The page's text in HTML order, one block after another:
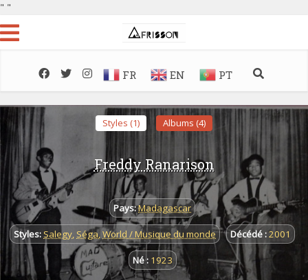
" "
FR EN PT
Styles (1) Albums (4)
Freddy Ranarison
Pays:Madagascar
Styles: Salegy, Séga,World / Musique du monde Décédé :2001
Né : 1923